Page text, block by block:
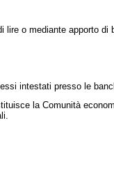
o mediante apporto di
intestati presso le
la Comunità